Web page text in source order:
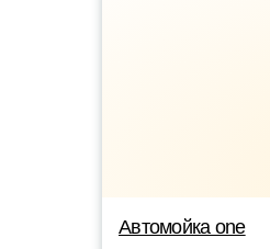
Автомойка one